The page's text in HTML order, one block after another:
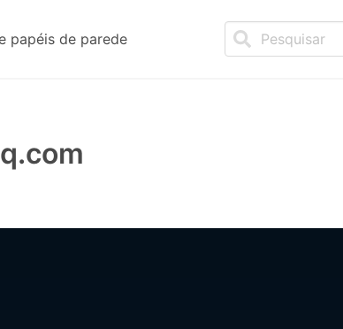
papéis de parede